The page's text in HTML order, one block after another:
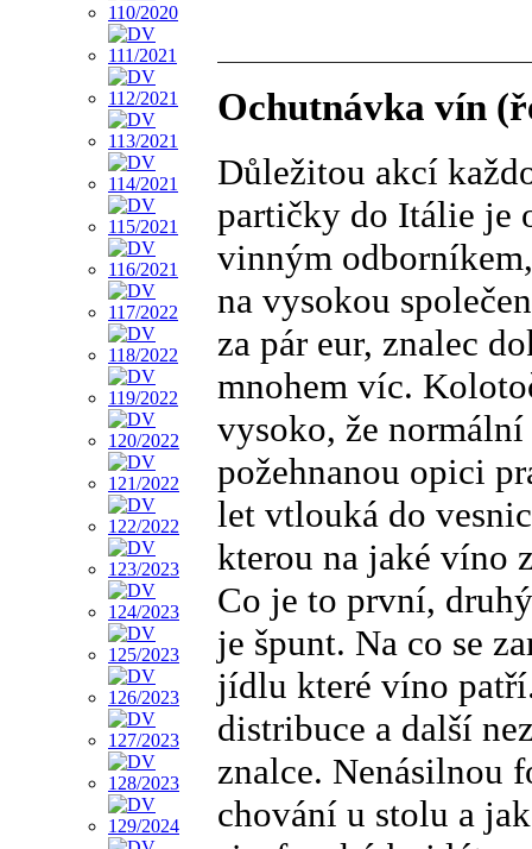
Ochutnávka vín
Důležitou akcí
partičky do Itálie je
vinným
na vysokou
za pár eur, znalec
mnohem víc.
vysoko, že
požehnanou opici
let vtlouká do
kterou na jaké víno
Co je to první,
je špunt. Na co se
jídlu které víno
distribuce a další
znalce. Nenásilnou
chování u stolu a